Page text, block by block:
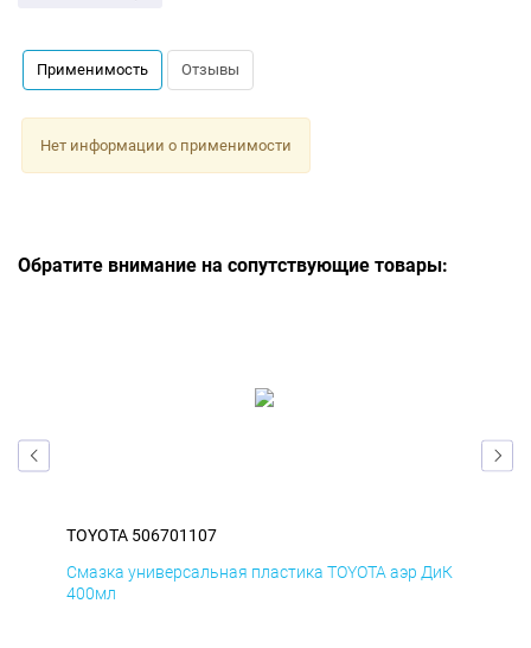
Применимость Отзывы
Нет информации о применимости
Обратите внимание на сопутствующие товары:
TOYOTA 506701107
Смазка универсальная пластика TOYOTA аэр ДиК
400мл